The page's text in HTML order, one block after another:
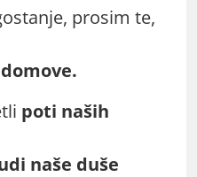
prosim te,
poti naših
naše duše